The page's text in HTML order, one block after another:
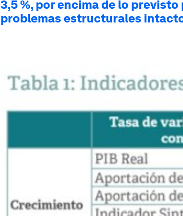
3,5 %, por encima de lo previsto
problemas estructurales